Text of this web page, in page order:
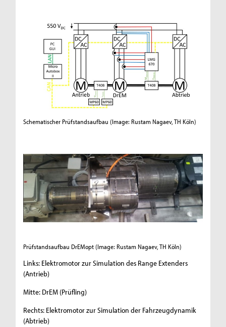
Schematischer Prüfstandsaufbau (Image: Rustam Nagaev, TH Köln)
Prüfstandsaufbau DrEMopt (Image: Rustam Nagaev, TH Köln)
Links: Elektromotor zur Simulation des Range Extenders
(Antrieb)
Mitte: DrEM (Prüfling)
Rechts: Elektromotor zur Simulation der Fahrzeugdynamik
(Abtrieb)